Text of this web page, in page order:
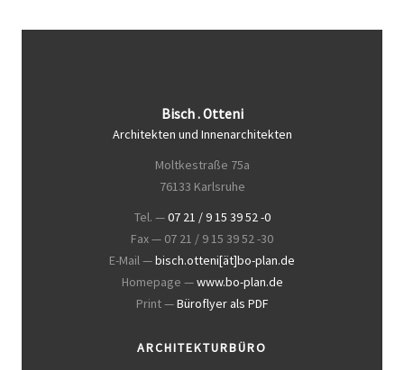
Bisch . Otteni
Architekten und Innenarchitekten
Moltkestraße 75a
76133 Karlsruhe
Tel. —07 21 / 9 15 39 52 -0
Fax — 07 21 / 9 15 39 52 -30
E-Mail —bisch.otteni[ät]bo-plan.de
Homepage —www.bo-plan.de
Print —Büroflyer als PDF
ARCHITEKTURBÜRO